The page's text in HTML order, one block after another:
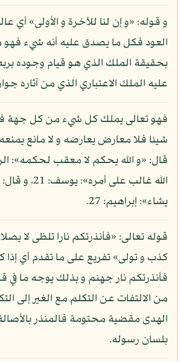
و قوله: «و إن لنا للآخرة و الأولى» أي
العود فكل ما يصدق عليه أنه شيء فهو
بحقيقة الملك الذي هو قيام وجوده
عليه الملك الاعتباري الذي من آثاره
فهو تعالى يملك كل شيء من كل جهة
شيئا فلا معارض يعارضه و لا مانع
الله غالب على
يشاء»: إبراهيم: 27.
قوله تعالى: «فأنذرتكم نارا تلظى لا
كذب و تولى» تفريع على ما تقدم أي إذا
فأنذرتكم نار جهنم و بذلك يوجه ما في
من الالتفات عن التكلم مع الغير إلى
الهدى مقضية محتومة فالمنذر
بلسان رسوله.